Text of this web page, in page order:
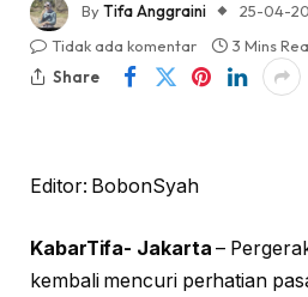
ByTifa Anggraini
25-04-
Tidak ada komentar
3 Mins
Share
Editor: BobonSyah
KabarTifa- Jakarta –
kembali mencuri perhatian